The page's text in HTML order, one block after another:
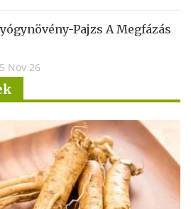
Pajzs A Megfázás
Nov 26